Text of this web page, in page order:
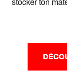
stocker ton